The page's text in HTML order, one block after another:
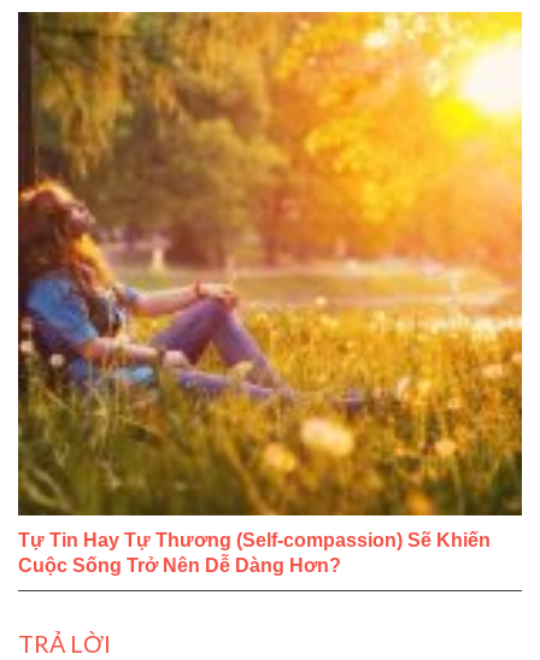
Tự Tin Hay Tự Thương (Self-compassion) Sẽ Khiến
Cuộc Sống Trở Nên Dễ Dàng Hơn?
TRẢ LỜI